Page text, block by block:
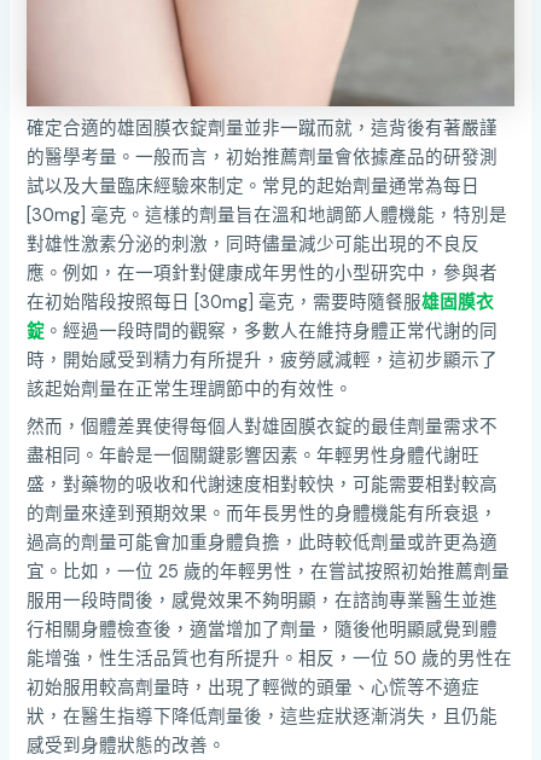
確定合適的雄固膜衣錠劑量並非一蹴而就，這背後有著嚴謹
的醫學考量。一般而言，初始推薦劑量會依據產品的研發測
試以及大量臨床經驗來制定。常見的起始劑量通常為每日
[30mg] 毫克。這樣的劑量旨在溫和地調節人體機能，特別是
對雄性激素分泌的刺激，同時儘量減少可能出現的不良反
應。例如，在一項針對健康成年男性的小型研究中，參與者
在初始階段按照每日 [30mg] 毫克，需要時隨餐服雄固膜衣
錠 。經過一段時間的觀察，多數人在維持身體正常代謝的同
時，開始感受到精力有所提升，疲勞感減輕，這初步顯示了
該起始劑量在正常生理調節中的有效性。
然而，個體差異使得每個人對雄固膜衣錠的最佳劑量需求不
盡相同。年齡是一個關鍵影響因素。年輕男性身體代謝旺
盛，對藥物的吸收和代謝速度相對較快，可能需要相對較高
的劑量來達到預期效果。而年長男性的身體機能有所衰退，
過高的劑量可能會加重身體負擔，此時較低劑量或許更為適
宜。比如，一位 25 歲的年輕男性，在嘗試按照初始推薦劑量
服用一段時間後，感覺效果不夠明顯，在諮詢專業醫生並進
行相關身體檢查後，適當增加了劑量，隨後他明顯感覺到體
能增強，性生活品質也有所提升。相反，一位 50 歲的男性在
初始服用較高劑量時，出現了輕微的頭暈、心慌等不適症
狀，在醫生指導下降低劑量後，這些症狀逐漸消失，且仍能
感受到身體狀態的改善。